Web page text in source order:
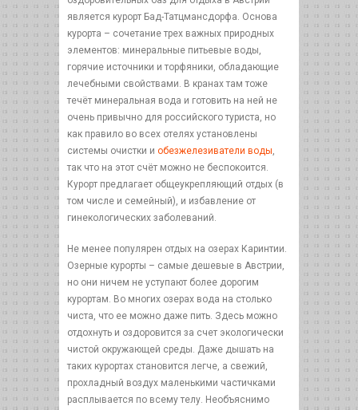
является курорт Бад-Татцмансдорфа. Основа
курорта – сочетание трех важных природных
элементов: минеральные питьевые воды,
горячие источники и торфяники, обладающие
лечебными свойствами. В кранах там тоже
течёт минеральная вода и готовить на ней не
очень привычно для российского туриста, но
как правило во всех отелях установлены
системы очистки и обезжелезиватели воды,
так что на этот счёт можно не беспокоится.
Курорт предлагает общеукрепляющий отдых (в
том числе и семейный), и избавление от
гинекологических заболеваний.
Не менее популярен отдых на озерах Каринтии.
Озерные курорты – самые дешевые в Австрии,
но они ничем не уступают более дорогим
курортам. Во многих озерах вода на столько
чиста, что ее можно даже пить. Здесь можно
отдохнуть и оздоровится за счет экологически
чистой окружающей среды. Даже дышать на
таких курортах становится легче, а свежий,
прохладный воздух маленькими частичками
расплывается по всему телу. Необъяснимо